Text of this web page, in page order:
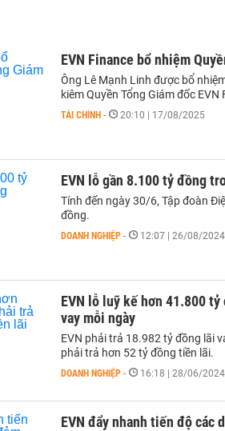
EVN Finance bổ nhiệm
Ông Lê Mạnh Linh được bổ
kiêm Quyền Tổng Giám đốc
TÀI CHÍNH - 20:10 | 17/08/2025
EVN lỗ gần 8.100 tỷ đồng
Tính đến ngày 30/6, Tập đoàn
đồng.
DOANH NGHIỆP - 12:07 | 26/08/2024
EVN lỗ luỹ kế hơn 41.800
vay mỗi ngày
EVN phải trả 18.982 tỷ đồng lãi
phải trả hơn 52 tỷ đồng tiền lãi.
DOANH NGHIỆP - 16:18 | 28/06/2024
EVN đẩy nhanh tiến độ các